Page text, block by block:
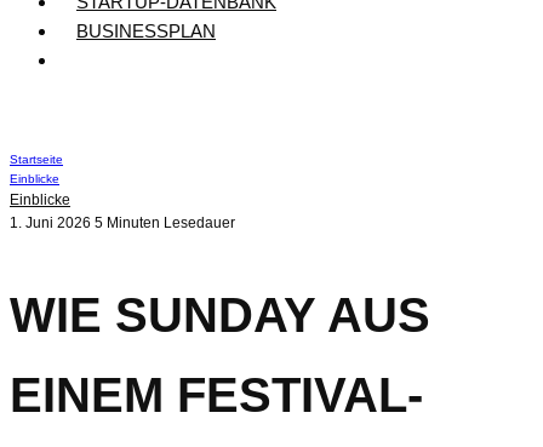
BUSINESSPLAN
Startseite
Einblicke
Einblicke
1. Juni 2026 5 Minuten Lesedauer
WIE SUNDAY AUS
EINEM FESTIVAL-